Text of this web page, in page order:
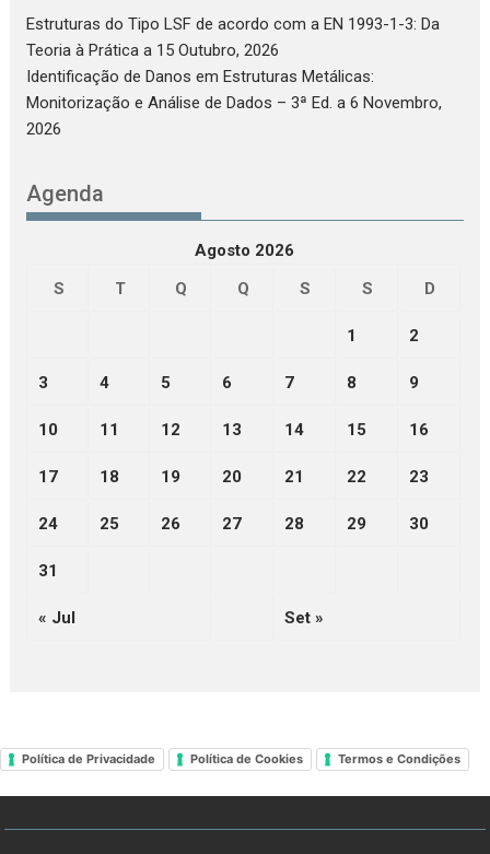
Estruturas do Tipo LSF de acordo com a EN 1993-1-3: Da
Teoria à Prática a 15 Outubro, 2026
Identificação de Danos em Estruturas Metálicas:
Monitorização e Análise de Dados – 3ª Ed. a 6 Novembro,
2026
Agenda
Agosto 2026
S
T Q Q S S D
1 2
3 4 5 6 7 8 9
10 11 12 13 14 15 16
17 18 19 20 21 22 23
24 25 26 27 28 29 30
31
« Jul Set »
Política de Privacidade Política de Cookies Termos e Condições